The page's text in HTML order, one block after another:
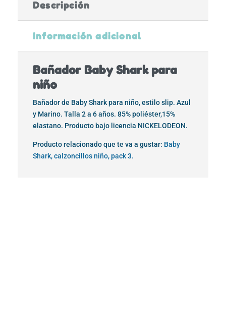
Descripción
Información adicional
Bañador Baby Shark para
niño
Bañador de Baby Shark para niño, estilo slip. Azul
y Marino. Talla 2 a 6 años. 85% poliéster,15%
elastano. Producto bajo licencia NICKELODEON.
Producto relacionado que te va a gustar: Baby
Shark, calzoncillos niño, pack 3.